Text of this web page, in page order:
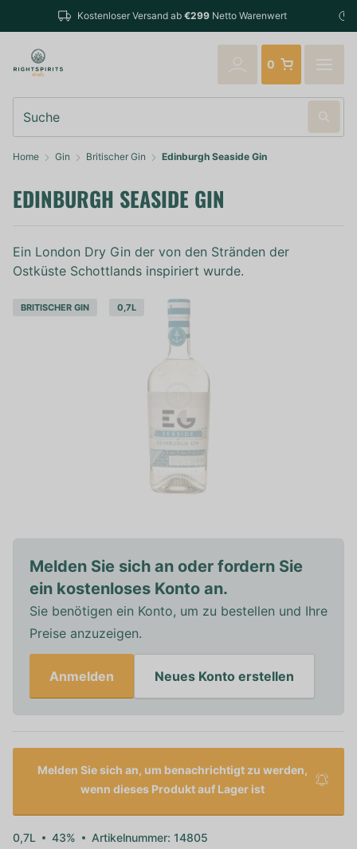
Bestellungen bis 14:00 Uhr (Mo-Fr) werden noch am
verschickt
0
Home Gin Britischer Gin Edinburgh Seaside Gin
EDINBURGH SEASIDE GIN
Ein London Dry Gin der von den Stränden der
Ostküste Schottlands inspiriert wurde.
BRITISCHER GIN 0,7L
Melden Sie sich an oder fordern Sie
ein kostenloses Konto an.
Sie benötigen ein Konto, um zu bestellen und Ihre
Preise anzuzeigen.
Anmelden Neues Konto erstellen
Melden Sie sich an, um benachrichtigt zu werden,
wenn dieses Produkt auf Lager ist
0,7L 43%
Artikelnummer: 14805